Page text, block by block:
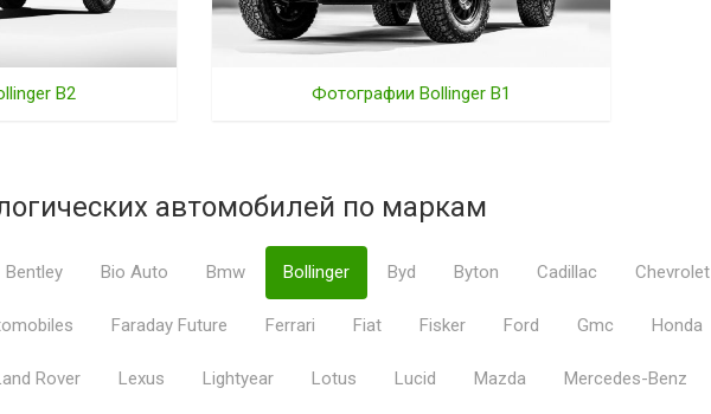
B2 Фотографии Bollinger B1
автомобилей по маркам
Bentley Bio Auto Bmw Bollinger Byd Byton Cadillac Chevrolet
Faraday Future Ferrari Fiat Fisker Ford Gmc Honda
Rover Lexus Lightyear Lotus Lucid Mazda Mercedes-Benz